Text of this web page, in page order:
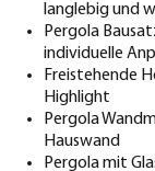
langlebig und
Pergola
individuelle
Freistehende
Highlight
Pergola
Hauswand
Pergola mit